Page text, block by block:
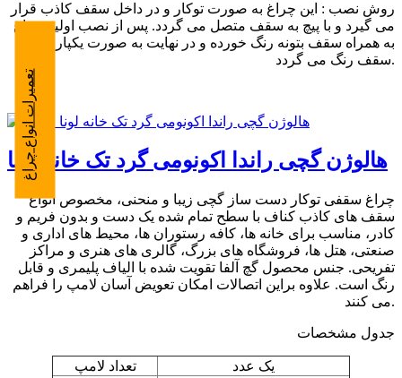
روش نصب : این چراغ به صورت توکار و در داخل سقف کاذب قرار
می گیرد و با پیچ به سقف متصل می گردد. پس از نصب اولیه چراغ
به همراه سقف بتونه رنگ خورده و در نهایت به صورت یکپارچه با
سقف رنگ می گردد.
هالوژن گچی راندا اکونومی گرد تک خانه لونا
چراغ سقفی توکار دست ساز گچی زیبا و منحنی، مخصوص انواع
سقف های کاذب کناف با سطح تمام شده یک دست و بدون فریم و
کادر، مناسب برای خانه ها، کافه رستوران ها، محیط های اداری و
صنعتی، هتل ها، فروشگاه های بزرگ، گالری های هنری و مراکز
تفریحی. جنس محصول گچ آلفا تقویت شده با الیاف پلیمری و قابل
رنگ است. علاوه براین اتصالات امکان تعویض آسان لامپ را فراهم
می کنند.
جدول مشخصات
تعداد لامپ
یک عدد
تعمیرات انواع چراغ